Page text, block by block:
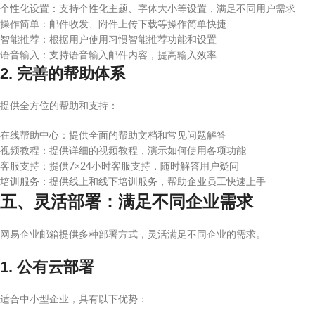
个性化设置：支持个性化主题、字体大小等设置，满足不同用户需求
操作简单：邮件收发、附件上传下载等操作简单快捷
智能推荐：根据用户使用习惯智能推荐功能和设置
语音输入：支持语音输入邮件内容，提高输入效率
2. 完善的帮助体系
提供全方位的帮助和支持：
在线帮助中心：提供全面的帮助文档和常见问题解答
视频教程：提供详细的视频教程，演示如何使用各项功能
客服支持：提供7×24小时客服支持，随时解答用户疑问
培训服务：提供线上和线下培训服务，帮助企业员工快速上手
五、灵活部署：满足不同企业需求
网易企业邮箱提供多种部署方式，灵活满足不同企业的需求。
1. 公有云部署
适合中小型企业，具有以下优势：